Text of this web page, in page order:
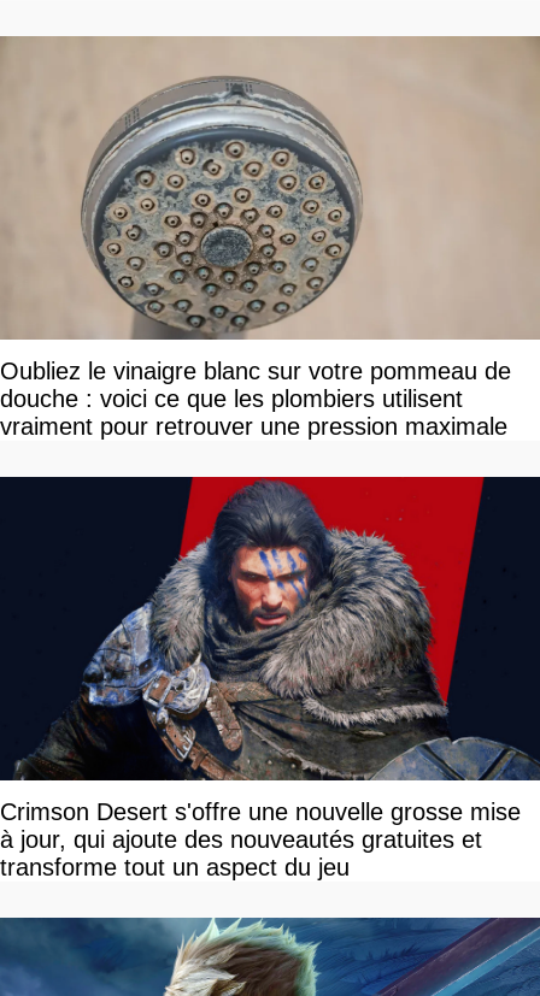
Oubliez le vinaigre blanc sur votre pommeau de
douche : voici ce que les plombiers utilisent
vraiment pour retrouver une pression maximale
Crimson Desert s'offre une nouvelle grosse mise
à jour, qui ajoute des nouveautés gratuites et
transforme tout un aspect du jeu